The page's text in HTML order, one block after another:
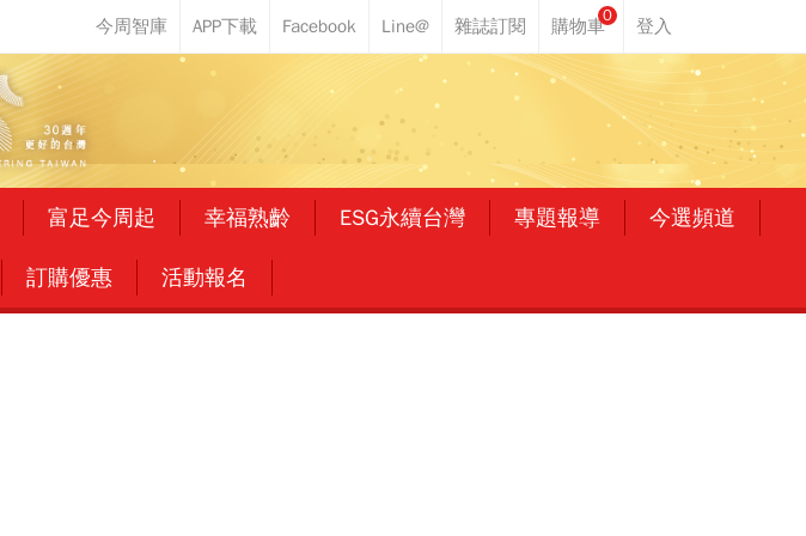
0
富足今周起 幸福熟齡 ESG永續台灣 專題報導 今選頻道
訂購優惠 活動報名